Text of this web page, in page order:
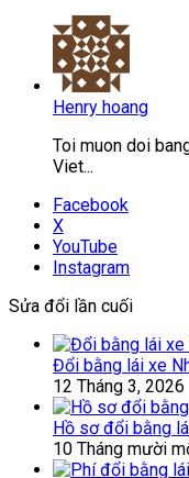
Henry hoang
Toi muon doi
Viet...
Facebook
X
YouTube
Instagram
Sửa đổi lần cuối
Đổi bằng lái xe
12 Tháng 3, 2026
Hồ sơ đổi bằng
10 Tháng mười